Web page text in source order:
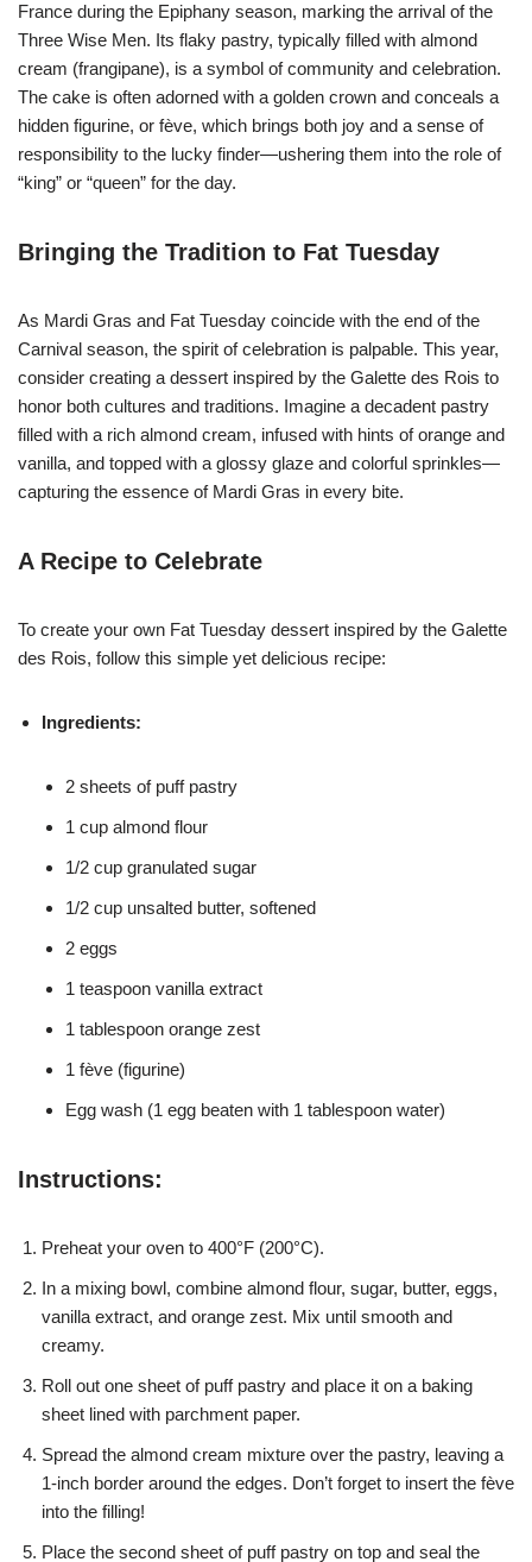
France during the Epiphany season, marking the arrival of the
Three Wise Men. Its flaky pastry, typically filled with almond
cream (frangipane), is a symbol of community and celebration.
The cake is often adorned with a golden crown and conceals a
hidden figurine, or fève, which brings both joy and a sense of
responsibility to the lucky finder—ushering them into the role of
“king” or “queen” for the day.
Bringing the Tradition to Fat Tuesday
As Mardi Gras and Fat Tuesday coincide with the end of the
Carnival season, the spirit of celebration is palpable. This year,
consider creating a dessert inspired by the Galette des Rois to
honor both cultures and traditions. Imagine a decadent pastry
filled with a rich almond cream, infused with hints of orange and
vanilla, and topped with a glossy glaze and colorful sprinkles—
capturing the essence of Mardi Gras in every bite.
A Recipe to Celebrate
To create your own Fat Tuesday dessert inspired by the Galette
des Rois, follow this simple yet delicious recipe:
Ingredients:
2 sheets of puff pastry
1 cup almond flour
1/2 cup granulated sugar
1/2 cup unsalted butter, softened
2 eggs
1 teaspoon vanilla extract
1 tablespoon orange zest
1 fève (figurine)
Egg wash (1 egg beaten with 1 tablespoon water)
Instructions:
Preheat your oven to 400°F (200°C).
In a mixing bowl, combine almond flour, sugar, butter, eggs,
vanilla extract, and orange zest. Mix until smooth and
creamy.
Roll out one sheet of puff pastry and place it on a baking
sheet lined with parchment paper.
Spread the almond cream mixture over the pastry, leaving a
1-inch border around the edges. Don’t forget to insert the fève
into the filling!
Place the second sheet of puff pastry on top and seal the